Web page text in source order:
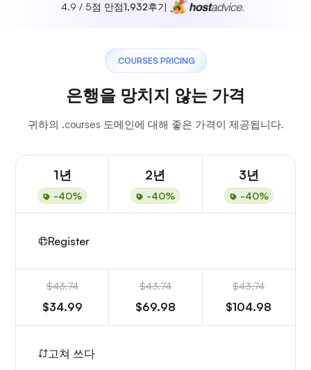
4.9 / 5점 만점1,932후기
.COURSES PRICING
은행을 망치지 않는 가격
귀하의 .courses 도메인에 대해 좋은 가격이 제공됩니다.
1년
-40%
2년
-40%
3년
-40%
Register
$43.74
$34.99
$43.74
$69.98
$43.74
$104.98
고쳐 쓰다